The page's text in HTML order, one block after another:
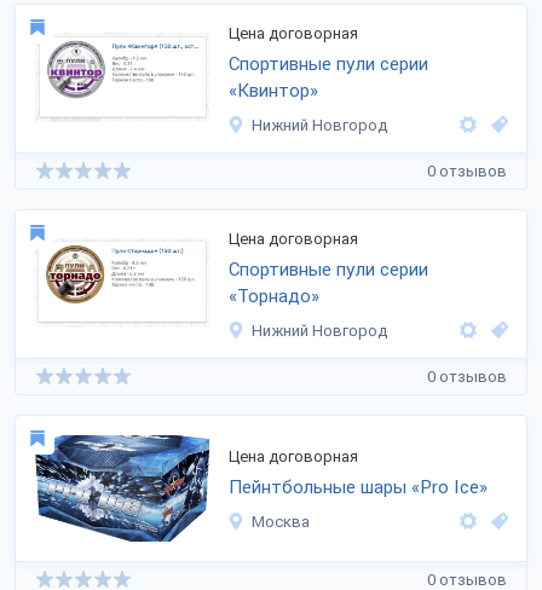
Цена договорная
Спортивные пули серии
«Квинтор»
Нижний Новгород
0 отзывов
Цена договорная
Спортивные пули серии
«Торнадо»
Нижний Новгород
0 отзывов
Цена договорная
Пейнтбольные шары «Pro Ice»
Москва
0 отзывов